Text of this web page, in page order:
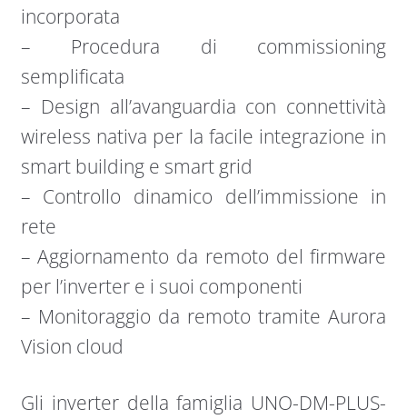
incorporata
– Procedura di commissioning
semplificata
– Design all’avanguardia con connettività
wireless nativa per la facile integrazione in
smart building e smart grid
– Controllo dinamico dell’immissione in
rete
– Aggiornamento da remoto del firmware
per l’inverter e i suoi componenti
– Monitoraggio da remoto tramite Aurora
Vision cloud
Gli inverter della famiglia UNO-DM-PLUS-